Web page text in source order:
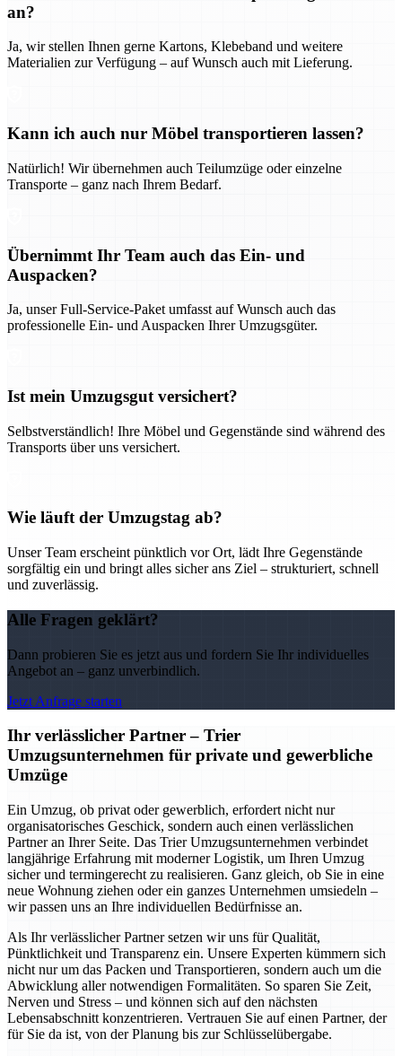
an?
Ja, wir stellen Ihnen gerne Kartons, Klebeband und weitere
Materialien zur Verfügung – auf Wunsch auch mit Lieferung.
Kann ich auch nur Möbel transportieren lassen?
Natürlich! Wir übernehmen auch Teilumzüge oder einzelne
Transporte – ganz nach Ihrem Bedarf.
Übernimmt Ihr Team auch das Ein- und
Auspacken?
Ja, unser Full-Service-Paket umfasst auf Wunsch auch das
professionelle Ein- und Auspacken Ihrer Umzugsgüter.
Ist mein Umzugsgut versichert?
Selbstverständlich! Ihre Möbel und Gegenstände sind während des
Transports über uns versichert.
Wie läuft der Umzugstag ab?
Unser Team erscheint pünktlich vor Ort, lädt Ihre Gegenstände
sorgfältig ein und bringt alles sicher ans Ziel – strukturiert, schnell
und zuverlässig.
Alle Fragen geklärt?
Dann probieren Sie es jetzt aus und fordern Sie Ihr individuelles
Angebot an – ganz unverbindlich.
Jetzt Anfrage starten
Ihr verlässlicher Partner – Trier
Umzugsunternehmen für private und gewerbliche
Umzüge
Ein Umzug, ob privat oder gewerblich, erfordert nicht nur
organisatorisches Geschick, sondern auch einen verlässlichen
Partner an Ihrer Seite. Das Trier Umzugsunternehmen verbindet
langjährige Erfahrung mit moderner Logistik, um Ihren Umzug
sicher und termingerecht zu realisieren. Ganz gleich, ob Sie in eine
neue Wohnung ziehen oder ein ganzes Unternehmen umsiedeln –
wir passen uns an Ihre individuellen Bedürfnisse an.
Als Ihr verlässlicher Partner setzen wir uns für Qualität,
Pünktlichkeit und Transparenz ein. Unsere Experten kümmern sich
nicht nur um das Packen und Transportieren, sondern auch um die
Abwicklung aller notwendigen Formalitäten. So sparen Sie Zeit,
Nerven und Stress – und können sich auf den nächsten
Lebensabschnitt konzentrieren. Vertrauen Sie auf einen Partner, der
für Sie da ist, von der Planung bis zur Schlüsselübergabe.